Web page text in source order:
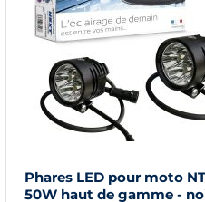
Phares LED pour moto
50W haut de gamme -